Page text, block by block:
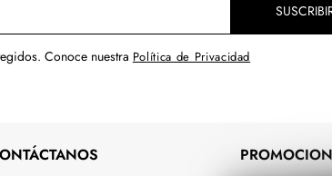
Conoce nuestra Política de Privacidad